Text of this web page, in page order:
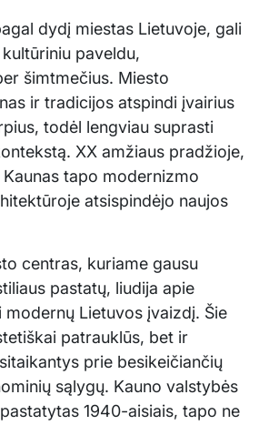
dydį miestas Lietuvoje, gali
paveldu,
šimtmečius. Miesto
ir tradicijos atspindi įvairius
todėl lengviau suprasti
XX amžiaus pradžioje,
tapo modernizmo
atsispindėjo naujos
centras, kuriame gausu
pastatų, liudija apie
Lietuvos įvaizdį. Šie
patrauklūs, bet ir
prie besikeičiančių
sąlygų. Kauno valstybės
1940-aisiais, tapo ne